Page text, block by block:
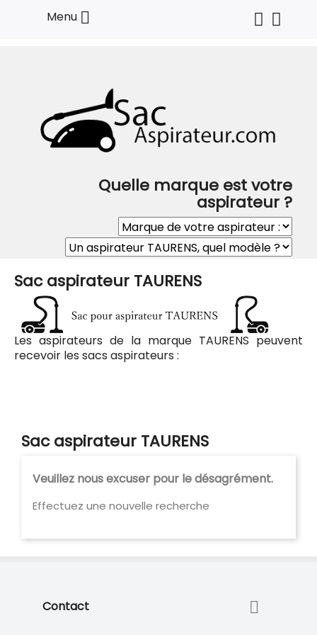
Menu 
Quelle marque est votre
aspirateur ?
Sac aspirateur TAURENS
Les aspirateurs de la marque TAURENS peuvent
recevoir les sacs aspirateurs :
Sac aspirateur TAURENS
Veuillez nous excuser pour le désagrément.
Effectuez une nouvelle recherche
Contact 